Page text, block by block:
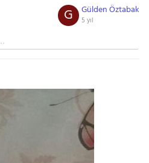
Gülden Öztabak
5 yıl
G